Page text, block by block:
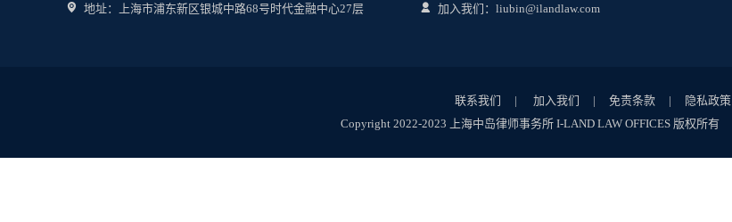
地址：上海市浦东新区银城中路68号时代金融中心27层 加入我们：liubin@ilandlaw.com
联系我们 | 加入我们 | 免责条款 |
隐私政策
Copyright 2022-2023 上海中岛律师事务所 I-LAND LAW OFFICES 版权所有